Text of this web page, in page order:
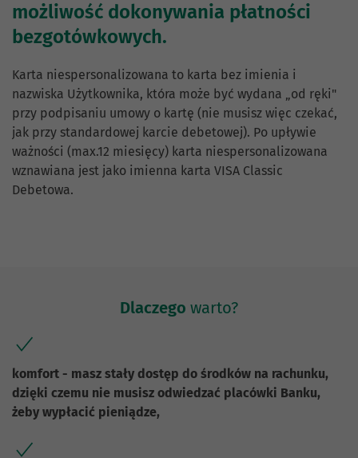
możliwość dokonywania płatności
bezgotówkowych.
Karta niespersonalizowana to karta bez imienia i
nazwiska Użytkownika, która może być wydana „od ręki"
przy podpisaniu umowy o kartę (nie musisz więc czekać,
jak przy standardowej karcie debetowej). Po upływie
ważności (max.12 miesięcy) karta niespersonalizowana
wznawiana jest jako imienna karta VISA Classic
Debetowa.
Dlaczego warto?
komfort - masz stały dostęp do środków na rachunku,
dzięki czemu nie musisz odwiedzać placówki Banku,
żeby wypłacić pieniądze,